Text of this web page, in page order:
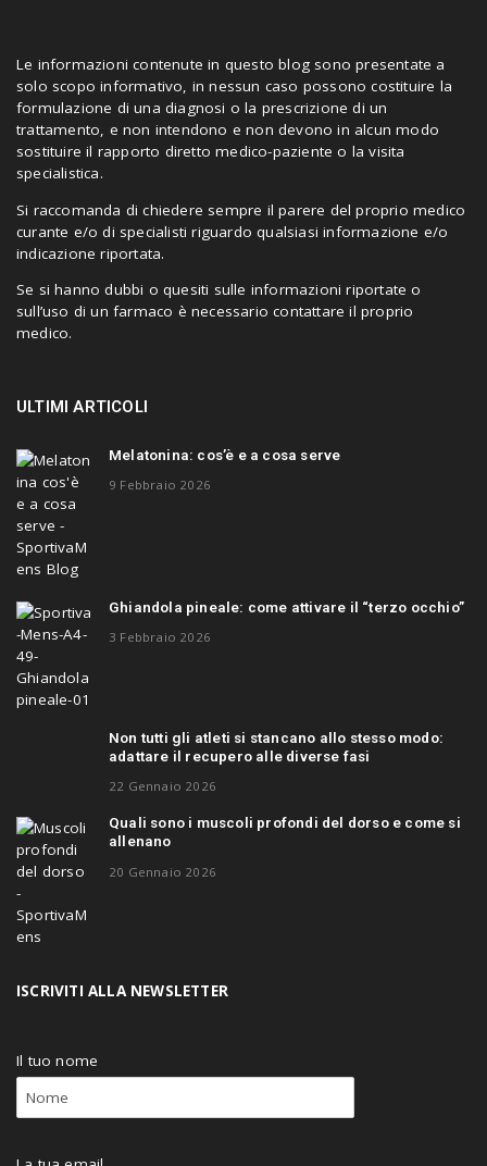
Le informazioni contenute in questo blog sono presentate a
solo scopo informativo, in nessun caso possono costituire la
formulazione di una diagnosi o la prescrizione di un
trattamento, e non intendono e non devono in alcun modo
sostituire il rapporto diretto medico-paziente o la visita
specialistica.
Si raccomanda di chiedere sempre il parere del proprio medico
curante e/o di specialisti riguardo qualsiasi informazione e/o
indicazione riportata.
Se si hanno dubbi o quesiti sulle informazioni riportate o
sull’uso di un farmaco è necessario contattare il proprio
medico.
ULTIMI ARTICOLI
Melatonina: cos’è e a cosa serve
9 Febbraio 2026
Ghiandola pineale: come attivare il “terzo occhio”
3 Febbraio 2026
Non tutti gli atleti si stancano allo stesso modo:
adattare il recupero alle diverse fasi
22 Gennaio 2026
Quali sono i muscoli profondi del dorso e come si
allenano
20 Gennaio 2026
ISCRIVITI ALLA NEWSLETTER
Il tuo nome